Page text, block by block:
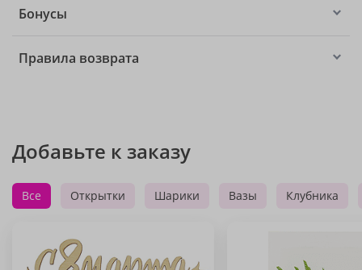
Бонусы
Правила возврата
Добавьте к заказу
Все Открытки Шарики Вазы Клубника